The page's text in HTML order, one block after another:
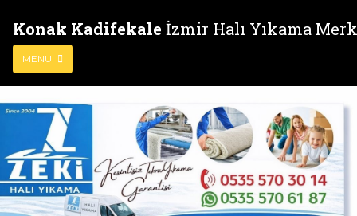
Konak Kadifekale İzmir Halı Yıkama
MENU